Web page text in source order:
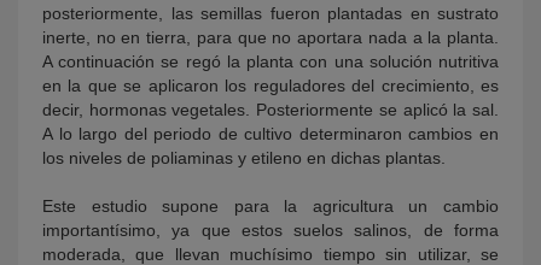
posteriormente, las semillas fueron plantadas en sustrato
inerte, no en tierra, para que no aportara nada a la planta.
A continuación se regó la planta con una solución nutritiva
en la que se aplicaron los reguladores del crecimiento, es
decir, hormonas vegetales. Posteriormente se aplicó la sal.
A lo largo del periodo de cultivo determinaron cambios en
los niveles de poliaminas y etileno en dichas plantas.
Este estudio supone para la agricultura un cambio
importantísimo, ya que estos suelos salinos, de forma
moderada, que llevan muchísimo tiempo sin utilizar, se